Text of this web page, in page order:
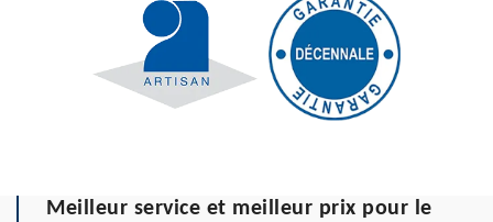
Meilleur service et meilleur prix pour le